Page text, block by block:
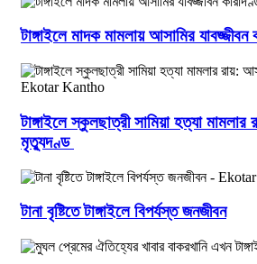
টাঙ্গাইলে মাদক মামলায় আসামির যাবজ্জীবন
টাঙ্গাইলে স্কুলছাত্রী সামিয়া হত্যা মামলার
মৃত্যুদণ্ড
টানা বৃষ্টিতে টাঙ্গাইলে বিপর্যস্ত জনজীবন